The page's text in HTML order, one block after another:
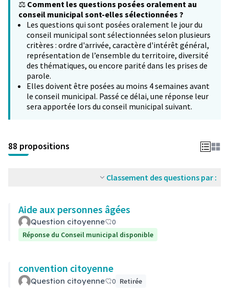
⚖️ Comment les questions posées oralement au
conseil municipal sont-elles sélectionnées ?
Les questions qui sont posées oralement le jour du
conseil municipal sont sélectionnées selon plusieurs
critères : ordre d'arrivée, caractère d'intérêt général,
représentation de l’ensemble du territoire, diversité
des thématiques, ou encore parité dans les prises de
parole.
Elles doivent être posées au moins 4 semaines avant
le conseil municipal. Passé ce délai, une réponse leur
sera apportée lors du conseil municipal suivant.
88 propositions
Classement des questions par :
Aide aux personnes âgées
Question citoyenne
0
Réponse du Conseil municipal disponible
convention citoyenne
Question citoyenne 0 Retirée